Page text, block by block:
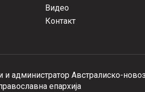
Видео
Контакт
администратор Австралиско-
епархија